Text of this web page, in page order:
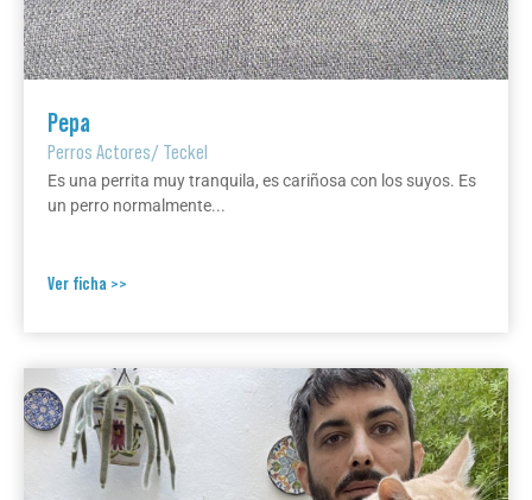
Pepa
Perros Actores/ Teckel
Es una perrita muy tranquila, es cariñosa con los suyos. Es
un perro normalmente...
Ver ficha >>